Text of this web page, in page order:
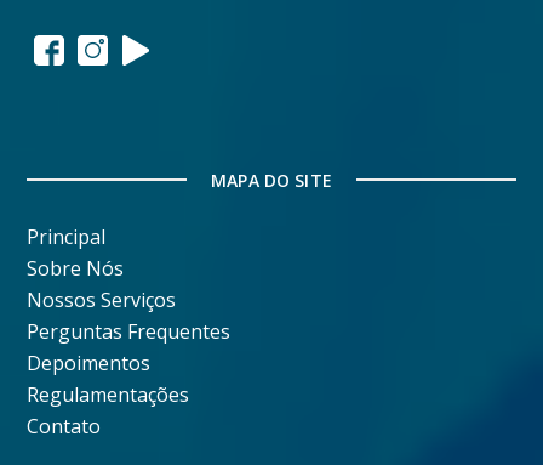
MAPA DO SITE
Principal
Sobre Nós
Nossos Serviços
Perguntas Frequentes
Depoimentos
Regulamentações
Contato